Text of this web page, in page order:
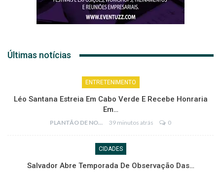
Últimas notícias
ENTRETENIMENTO
Léo Santana Estreia Em Cabo Verde E Recebe Honraria
Em…
PLANTÃO DE NOTÍCIAS 39 minutos atrás 0
CIDADES
Salvador Abre Temporada De Observação Das…